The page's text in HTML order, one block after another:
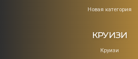
Новая категория
КРУИЗИ
Круизи